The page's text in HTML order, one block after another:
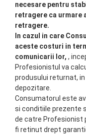
necesare pentru
retragere ca urmare
retragere.
In cazul in care
aceste costuri in
comunicarii lor, ,
Profesionistul va
produsului returnat,
depozitare.
Consumatorul este
si conditiile prezente
de catre Profesionist
fi retinut drept